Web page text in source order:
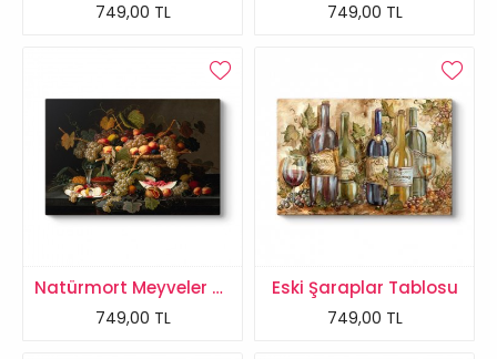
749,00 TL 749,00 TL
Natürmort Meyveler Tablosu
749,00 TL
Eski Şaraplar Tablosu
749,00 TL